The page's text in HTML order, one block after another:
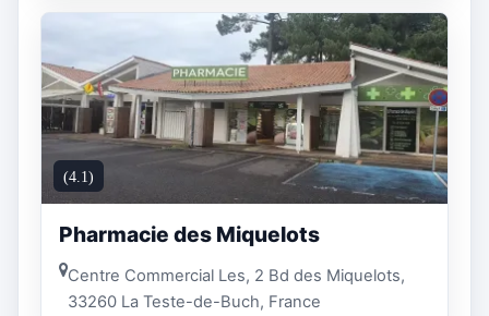
(4.1)
Pharmacie des Miquelots
Centre Commercial Les, 2 Bd des Miquelots,
33260 La Teste-de-Buch, France